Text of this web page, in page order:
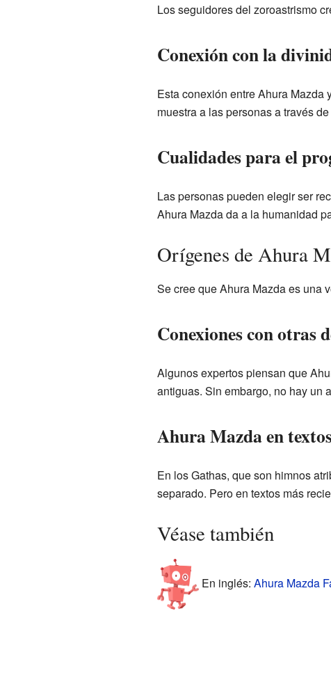
Los seguidores del zoroastrismo
Conexión con la
Esta conexión entre Ahura Mazda
muestra a las personas a través
Cualidades para el
Las personas pueden elegir ser
Ahura Mazda da a la humanidad
Orígenes de Ahura
Se cree que Ahura Mazda es una
Conexiones con otras
Algunos expertos piensan que
antiguas. Sin embargo, no hay un
Ahura Mazda en
En los Gathas, que son himnos
separado. Pero en textos más
Véase también
En inglés: Ahura Mazda